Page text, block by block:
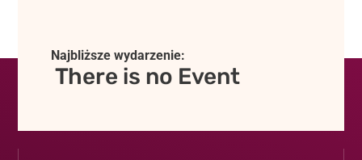
Najbliższe wydarzenie:
There is no Event